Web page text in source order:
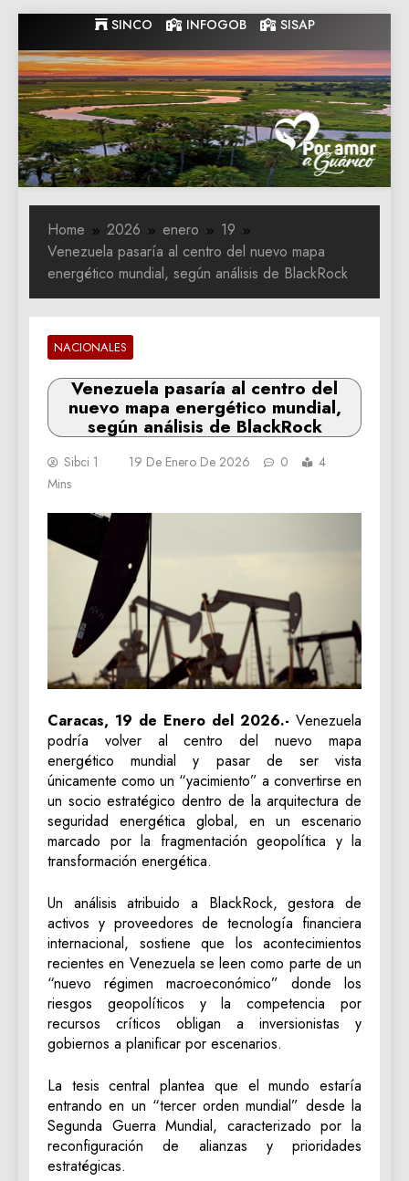
to
content
SINCO INFOGOB SISAP
Gobernacion
de Guarico
Gobernacion de Guarico
Home 2026 enero
19
Venezuela pasaría al centro del nuevo mapa
energético mundial, según análisis de BlackRock
NACIONALES
Venezuela pasaría al centro del
nuevo mapa energético mundial,
según análisis de BlackRock
Sibci 1 19 De Enero De 2026 0
4
Mins
Caracas, 19 de Enero del 2026.- Venezuela
podría volver al centro del nuevo mapa
energético mundial y pasar de ser vista
únicamente como un “yacimiento” a convertirse en
un socio estratégico dentro de la arquitectura de
seguridad energética global, en un escenario
marcado por la fragmentación geopolítica y la
transformación energética.
Un análisis atribuido a BlackRock, gestora de
activos y proveedores de tecnología financiera
internacional, sostiene que los acontecimientos
recientes en Venezuela se leen como parte de un
“nuevo régimen macroeconómico” donde los
riesgos geopolíticos y la competencia por
recursos críticos obligan a inversionistas y
gobiernos a planificar por escenarios.
La tesis central plantea que el mundo estaría
entrando en un “tercer orden mundial” desde la
Segunda Guerra Mundial, caracterizado por la
reconfiguración de alianzas y prioridades
estratégicas.